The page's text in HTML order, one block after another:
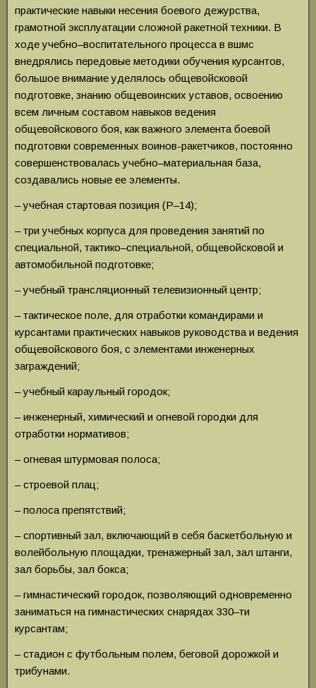
практические навыки несения боевого дежурства,
грамотной эксплуатации сложной ракетной техники. В
ходе учебно–воспитательного процесса в вшмс
внедрялись передовые методики обучения курсантов,
большое внимание уделялось общевойсковой
подготовке, знанию общевоинских уставов, освоению
всем личным составом навыков ведения
общевойскового боя, как важного элемента боевой
подготовки современных воинов-ракетчиков, постоянно
совершенствовалась учебно–материальная база,
создавались новые ее элементы.
– учебная стартовая позиция (Р–14);
– три учебных корпуса для проведения занятий по
специальной, тактико–специальной, общевойсковой и
автомобильной подготовке;
– учебный трансляционный телевизионный центр;
– тактическое поле, для отработки командирами и
курсантами практических навыков руководства и ведения
общевойскового боя, с элементами инженерных
заграждений;
– учебный караульный городок;
– инженерный, химический и огневой городки для
отработки нормативов;
– огневая штурмовая полоса;
– строевой плац;
– полоса препятствий;
– спортивный зал, включающий в себя баскетбольную и
волейбольную площадки, тренажерный зал, зал штанги,
зал борьбы, зал бокса;
– гимнастический городок, позволяющий одновременно
заниматься на гимнастических снарядах 330–ти
курсантам;
– стадион с футбольным полем, беговой дорожкой и
трибунами.